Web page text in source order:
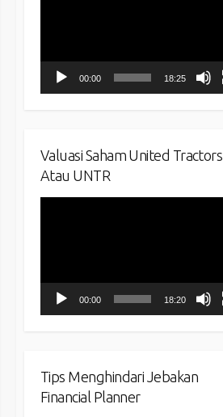
00:00 18:25
Valuasi Saham United Tractors
Atau UNTR
00:00 18:20
Tips Menghindari Jebakan
Financial Planner